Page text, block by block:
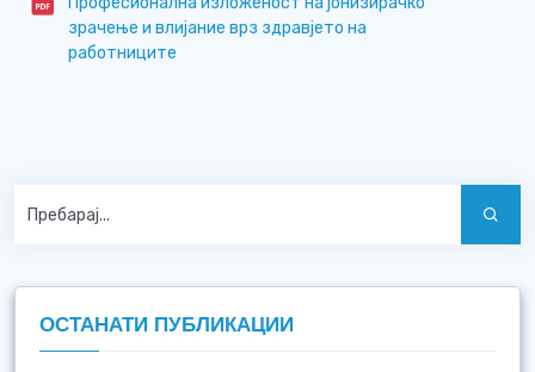
зрачење и влијание врз здравјето на
работниците
ОСТАНАТИ ПУБЛИКАЦИИ